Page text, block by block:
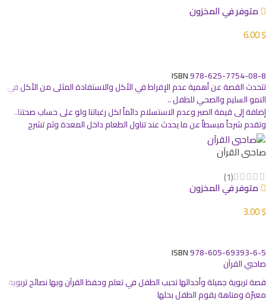
متوفر في المخزون
6.00$
ISBN978-625-7754-08-8
تتحدث القصة عن أهمية عدم الإفراط في الأكل والاستفادة المثلى من الأكل في
النمو السليم والصحي للطفل ..
إضافة إلى قيمة الصبر وعدم الاستسلام دائماً لكل رغباتنا ولو على حساب صحتنا..
وتقدم شرحاً مبسطاً عن ما يحدث عند تناول الطعام داخل المعدة وثم تشرح
برسومات طريفة عن الرسائل المتبادلة بين الدماغ والمعدة ..
أهمية التوازن في الأكل بين السكريات الطبيعية والألياف والنشويات والبروتين
والدهون من الأمور الهامة التي توجه إليها القصة..
صاحبي القرآن
(1)
متوفر في المخزون
3.00$
ISBN978-605-69393-6-5
صاحبي القرآن
قصة تربوية جميلة وأحداثها تحبب الطفل في تعلم وحفظ القرآن وبها نصائح تربوية
معبرّة ومتاهة يقوم الطفل بحلها